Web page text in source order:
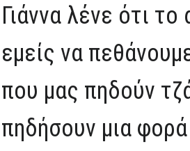
Γιάννα λένε ότι
εμείς να
που μας πηδούν
πηδήσουν μια